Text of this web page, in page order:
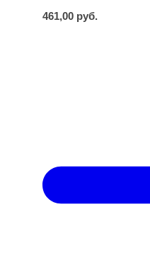
461,00 руб.